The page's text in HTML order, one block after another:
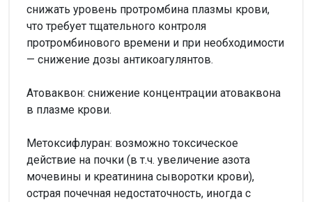
снижать уровень протромбина плазмы крови,
что требует тщательного контроля
протромбинового времени и при необходимости
— снижение дозы антикоагулянтов.
Атоваквон: снижение концентрации атоваквона
в плазме крови.
Метоксифлуран: возможно токсическое
действие на почки (в т.ч. увеличение азота
мочевины и креатинина сыворотки крови),
острая почечная недостаточность, иногда с